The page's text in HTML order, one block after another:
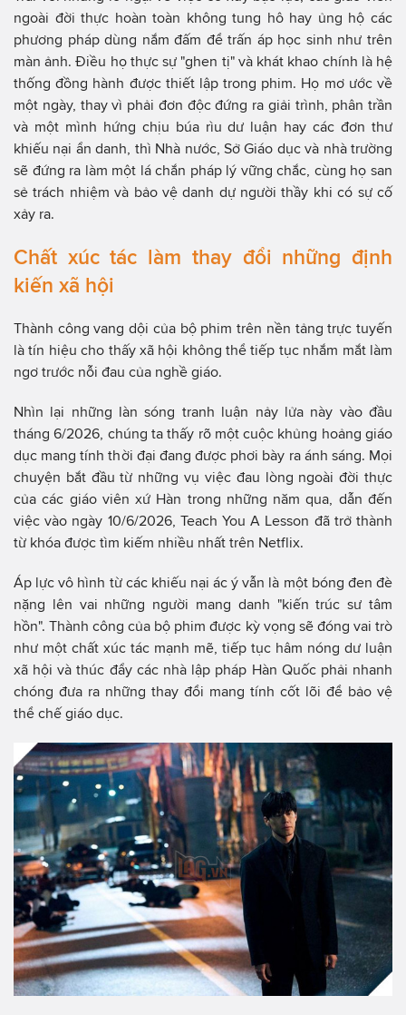
ngoài đời thực hoàn toàn không tung hô hay ủng hộ các
phương pháp dùng nắm đấm để trấn áp học sinh như trên
màn ảnh. Điều họ thực sự "ghen tị" và khát khao chính là hệ
thống đồng hành được thiết lập trong phim. Họ mơ ước về
một ngày, thay vì phải đơn độc đứng ra giải trình, phân trần
và một mình hứng chịu búa rìu dư luận hay các đơn thư
khiếu nại ẩn danh, thì Nhà nước, Sở Giáo dục và nhà trường
sẽ đứng ra làm một lá chắn pháp lý vững chắc, cùng họ san
sẻ trách nhiệm và bảo vệ danh dự người thầy khi có sự cố
xảy ra.
Chất xúc tác làm thay đổi những định
kiến xã hội
Thành công vang dội của bộ phim trên nền tảng trực tuyến
là tín hiệu cho thấy xã hội không thể tiếp tục nhắm mắt làm
ngơ trước nỗi đau của nghề giáo.
Nhìn lại những làn sóng tranh luận nảy lửa này vào đầu
tháng 6/2026, chúng ta thấy rõ một cuộc khủng hoảng giáo
dục mang tính thời đại đang được phơi bày ra ánh sáng. Mọi
chuyện bắt đầu từ những vụ việc đau lòng ngoài đời thực
của các giáo viên xứ Hàn trong những năm qua, dẫn đến
việc vào ngày 10/6/2026, Teach You A Lesson đã trở thành
từ khóa được tìm kiếm nhiều nhất trên Netflix.
Áp lực vô hình từ các khiếu nại ác ý vẫn là một bóng đen đè
nặng lên vai những người mang danh "kiến trúc sư tâm
hồn". Thành công của bộ phim được kỳ vọng sẽ đóng vai trò
như một chất xúc tác mạnh mẽ, tiếp tục hâm nóng dư luận
xã hội và thúc đẩy các nhà lập pháp Hàn Quốc phải nhanh
chóng đưa ra những thay đổi mang tính cốt lõi để bảo vệ
thể chế giáo dục.